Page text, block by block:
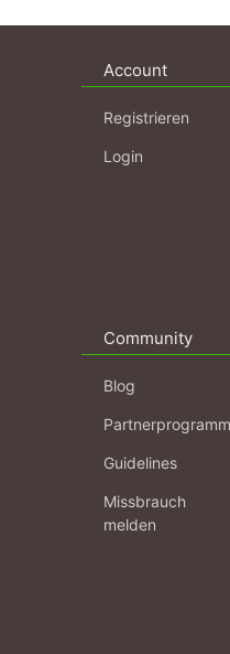
Account
Registrieren
Login
Community
Blog
Partnerprogramm
Guidelines
Missbrauch
melden